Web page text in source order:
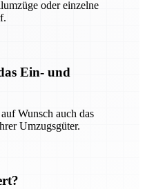
oder einzelne
Ein- und
Wunsch auch das
Umzugsgüter.